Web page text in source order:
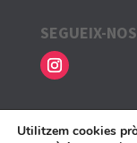
SEGUEIX-
INFORMACIÓ
Utilitzem cookies